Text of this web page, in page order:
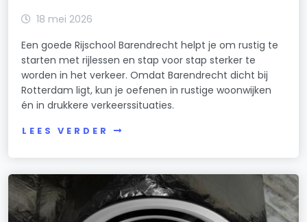
18 mei 2026
Een goede Rijschool Barendrecht helpt je om rustig te
starten met rijlessen en stap voor stap sterker te
worden in het verkeer. Omdat Barendrecht dicht bij
Rotterdam ligt, kun je oefenen in rustige woonwijken
én in drukkere verkeerssituaties.
LEES VERDER